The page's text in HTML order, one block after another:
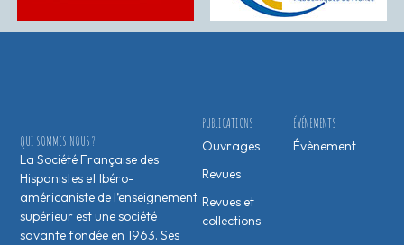
ÉVÉNEMENTS
Évènement
PUBLICATIONS
Ouvrages
Revues
Revues et
collections
QUI SOMMES-NOUS ?
La Société Française des
Hispanistes et Ibéro-
américaniste de l’enseignement
supérieur est une société
savante fondée en 1963. Ses